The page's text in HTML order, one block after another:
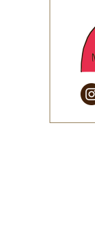
2025
2025
2025
2025
2025
2025